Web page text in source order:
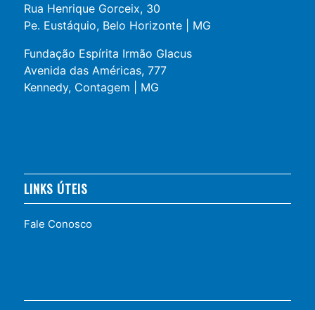
Rua Henrique Gorceix, 30
Pe. Eustáquio, Belo Horizonte | MG
Fundação Espírita Irmão Glacus
Avenida das Américas, 777
Kennedy, Contagem | MG
LINKS ÚTEIS
Fale Conosco